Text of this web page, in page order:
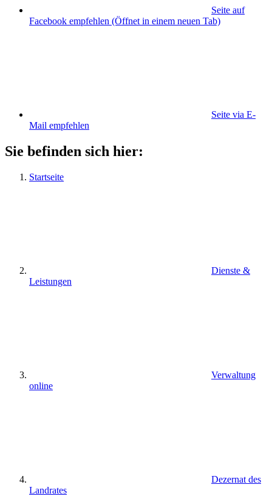
Seite auf
Facebook empfehlen (Öffnet in einem neuen Tab)
Seite via E-
Mail empfehlen
Sie befinden sich hier:
Startseite
Dienste &
Leistungen
Verwaltung
online
Dezernat des
Landrates